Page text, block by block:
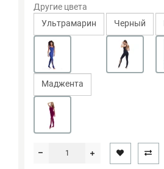
Другие цвета
Ультрамарин
Черный
Маджента